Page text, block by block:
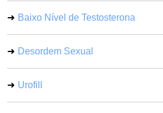
Baixo Nível de Testosterona
Desordem Sexual
Urofill